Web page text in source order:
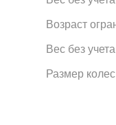
Возраст
Вес без
Размер